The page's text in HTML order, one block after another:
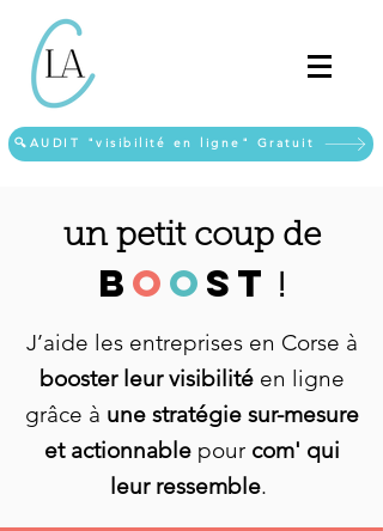
🔍AUDIT "visibilité en ligne" Gratuit
un petit coup de
B o o st !
J’aide les entreprises en Corse à
booster leur visibilitéen ligne
grâce à une stratégie sur-mesure
et actionnablepour com' qui
leur ressemble.